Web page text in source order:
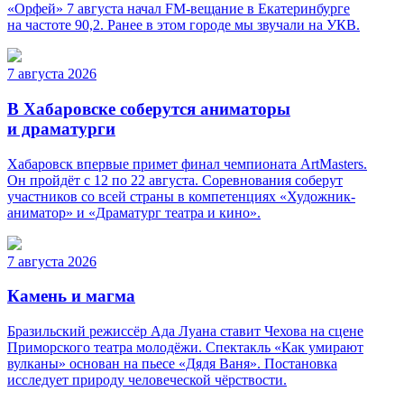
«Орфей» 7 августа начал FM-вещание в Екатеринбурге
на частоте 90,2. Ранее в этом городе мы звучали на УКВ.
7 августа 2026
В Хабаровске соберутся аниматоры
и драматурги
Хабаровск впервые примет финал чемпионата ArtMasters.
Он пройдёт с 12 по 22 августа. Соревнования соберут
участников со всей страны в компетенциях «Художник-
аниматор» и «Драматург театра и кино».
7 августа 2026
Камень и магма
Бразильский режиссёр Ада Луана ставит Чехова на сцене
Приморского театра молодёжи. Спектакль «Как умирают
вулканы» основан на пьесе «Дядя Ваня». Постановка
исследует природу человеческой чёрствости.